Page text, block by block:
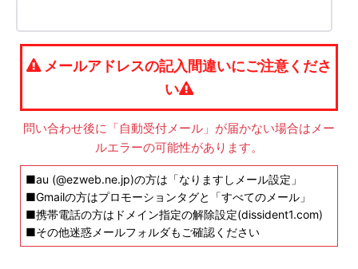
メールアドレスの記入間違いにご注意くださ
い
問い合わせ後に「自動受付メール」が届かない場合はメー
ルエラーの可能性があります。
■au (@ezweb.ne.jp)の方は「なりますしメール設定」
■Gmailの方はプロモーションタグと「すべてのメール」
■携帯電話の方はドメイン指定の解除設定(dissident1.com)
■その他迷惑メールフォルダもご確認ください